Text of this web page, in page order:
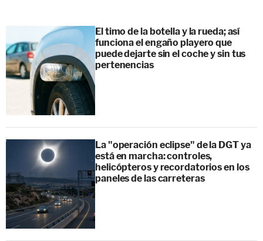
El timo de la botella y la rueda; así
funciona el engaño playero que
puede dejarte sin el coche y sin tus
pertenencias
La "operación eclipse" de la DGT ya
está en marcha: controles,
helicópteros y recordatorios en los
paneles de las carreteras